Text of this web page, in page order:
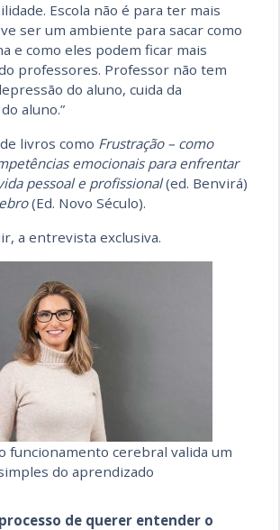
Escola não é para ter mais
ser um ambiente para sacar como
e como eles podem ficar mais
professores. Professor não tem
do aluno, cuida da
aluno.”
livros como Frustração – como
emocionais para enfrentar
pessoal e profissional(ed. Benvirá)
(Ed. Novo Século).
a entrevista exclusiva.
funcionamento cerebral valida um
do aprendizado
de querer entender o